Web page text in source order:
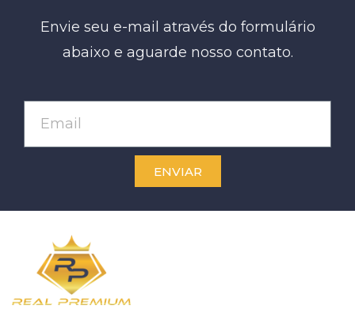
Envie seu e-mail através do formulário
abaixo e aguarde nosso contato.
ENVIAR